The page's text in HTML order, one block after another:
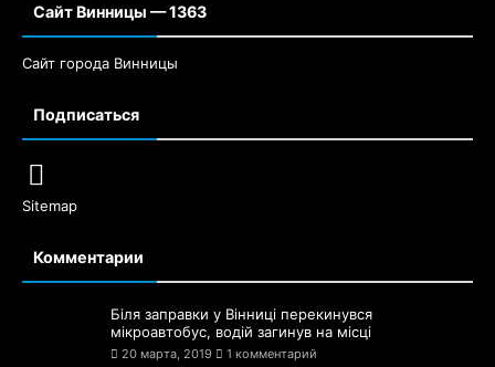
Сайт Винницы — 1363
Сайт города Винницы
Подписаться
Sitemap
Комментарии
Біля заправки у Вінниці перекинувся
мікроавтобус, водій загинув на місці
20 марта, 2019 1 комментарий